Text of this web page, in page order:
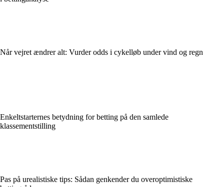
Når vejret ændrer alt: Vurder odds i cykelløb under vind og regn
Enkeltstarternes betydning for betting på den samlede
klassementstilling
Pas på urealistiske tips: Sådan genkender du overoptimistiske